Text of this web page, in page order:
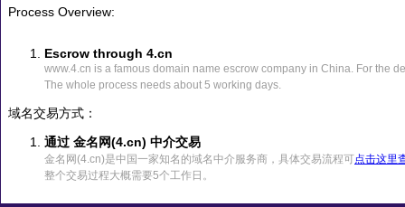
Process Overview:
Escrow through 4.cn
www.4.cn is a famous domain name escrow company in China. For the
The whole process needs about 5 working days.
域名交易方式：
通过 金名网(4.cn) 中介交易
金名网(4.cn)是中国一家知名的域名中介服务商，具体交易流程可点击这里
整个交易过程大概需要5个工作日。